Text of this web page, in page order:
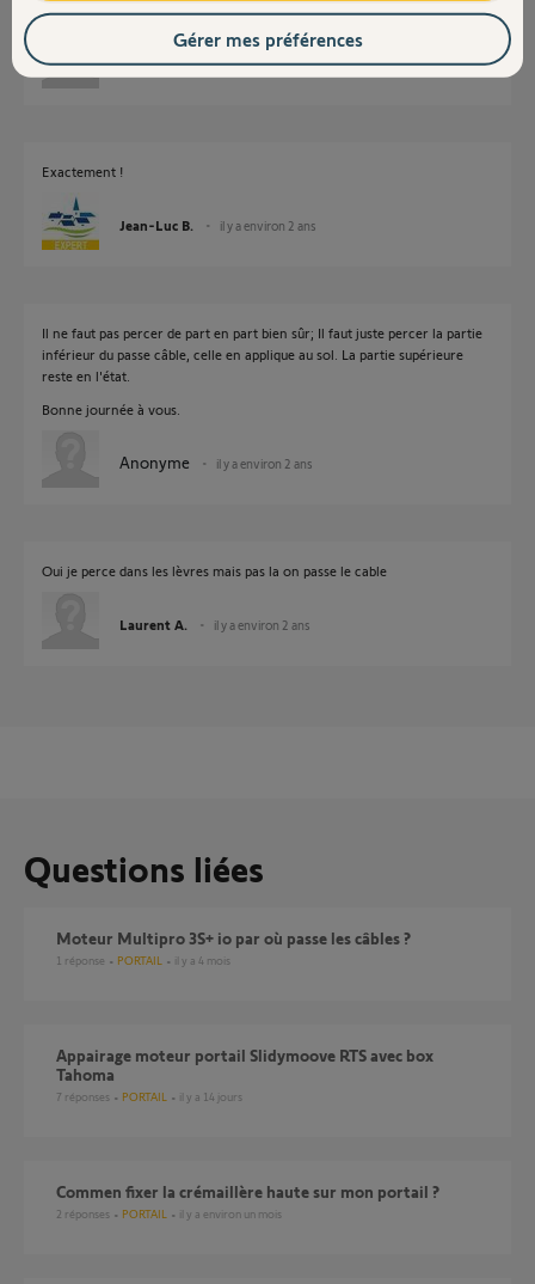
En passant a travers le caoutchouc ?
Laurent A. il y a environ 2 ans
Exactement !
Jean-Luc B. il y a environ 2 ans
Il ne faut pas percer de part en part bien sûr; Il faut juste percer la partie
inférieur du passe câble, celle en applique au sol. La partie supérieure
reste en l'état.
Bonne journée à vous.
Anonyme il y a environ 2 ans
Oui je perce dans les lèvres mais pas la on passe le cable
Laurent A. il y a environ 2 ans
Questions liées
Moteur Multipro 3S+ io par où passe les câbles ?
1 réponse PORTAIL il y a 4 mois
Appairage moteur portail Slidymoove RTS avec box
Tahoma
7 réponses PORTAIL il y a 14 jours
Commen fixer la crémaillère haute sur mon portail ?
2 réponses PORTAIL il y a environ un mois
Gérer mes préférences